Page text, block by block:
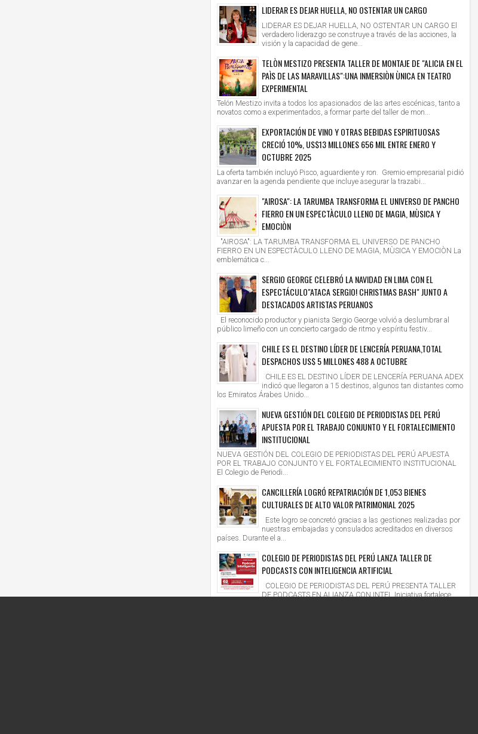
LIDERAR ES DEJAR HUELLA, NO OSTENTAR UN CARGO
LIDERAR ES DEJAR HUELLA, NO OSTENTAR UN CARGO El
verdadero liderazgo se construye a través de las acciones, la
visión y la capacidad de gene...
TELÒN MESTIZO PRESENTA TALLER DE MONTAJE DE "ALICIA EN EL
PAÌS DE LAS MARAVILLAS":UNA INMERSIÒN ÙNICA EN TEATRO
EXPERIMENTAL
Telón Mestizo invita a todos los apasionados de las artes escénicas, tanto a
novatos como a experimentados, a formar parte del taller de mon...
EXPORTACIÓN DE VINO Y OTRAS BEBIDAS ESPIRITUOSAS
CRECIÓ 10%, US$13 MILLONES 656 MIL ENTRE ENERO Y
OCTUBRE 2025
La oferta también incluyó Pisco, aguardiente y ron. Gremio empresarial pidió
avanzar en la agenda pendiente que incluye asegurar la trazabi...
"AIROSA": LA TARUMBA TRANSFORMA EL UNIVERSO DE PANCHO
FIERRO EN UN ESPECTÀCULO LLENO DE MAGIA, MÙSICA Y
EMOCIÒN
"AIROSA": LA TARUMBA TRANSFORMA EL UNIVERSO DE PANCHO
FIERRO EN UN ESPECTÀCULO LLENO DE MAGIA, MÙSICA Y EMOCIÒN La
emblemática c...
SERGIO GEORGE CELEBRÓ LA NAVIDAD EN LIMA CON EL
ESPECTÁCULO"ATACA SERGIO! CHRISTMAS BASH" JUNTO A
DESTACADOS ARTISTAS PERUANOS
El reconocido productor y pianista Sergio George volvió a deslumbrar al
público limeño con un concierto cargado de ritmo y espíritu festiv...
CHILE ES EL DESTINO LÍDER DE LENCERÍA PERUANA,TOTAL
DESPACHOS US$ 5 MILLONES 488 A OCTUBRE
CHILE ES EL DESTINO LÍDER DE LENCERÍA PERUANA ADEX
indicó que llegaron a 15 destinos, algunos tan distantes como
los Emiratos Árabes Unido...
NUEVA GESTIÓN DEL COLEGIO DE PERIODISTAS DEL PERÚ
APUESTA POR EL TRABAJO CONJUNTO Y EL FORTALECIMIENTO
INSTITUCIONAL
NUEVA GESTIÓN DEL COLEGIO DE PERIODISTAS DEL PERÚ APUESTA
POR EL TRABAJO CONJUNTO Y EL FORTALECIMIENTO INSTITUCIONAL
El Colegio de Periodi...
CANCILLERÍA LOGRÓ REPATRIACIÓN DE 1,053 BIENES
CULTURALES DE ALTO VALOR PATRIMONIAL 2025
Este logro se concretó gracias a las gestiones realizadas por
nuestras embajadas y consulados acreditados en diversos
países. Durante el a...
COLEGIO DE PERIODISTAS DEL PERÚ LANZA TALLER DE
PODCASTS CON INTELIGENCIA ARTIFICIAL
COLEGIO DE PERIODISTAS DEL PERÚ PRESENTA TALLER
DE PODCASTS EN ALIANZA CON INTEL Iniciativa fortalece